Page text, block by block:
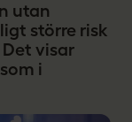
utan
större risk
visar
i